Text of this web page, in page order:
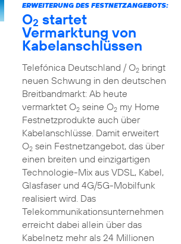
ERWEITERUNG DES FESTNETZANGEBOTS:
O2 startet
Vermarktung von
Kabelanschlüssen
Telefónica Deutschland / O2bringt
neuen Schwung in den deutschen
Breitbandmarkt: Ab heute
vermarktet O2seine O2my Home
Festnetzprodukte auch über
Kabelanschlüsse. Damit erweitert
O2sein Festnetzangebot, das über
einen breiten und einzigartigen
Technologie-Mix aus VDSL, Kabel,
Glasfaser und 4G/5G-Mobilfunk
realisiert wird. Das
Telekommunikationsunternehmen
erreicht dabei allein über das
Kabelnetz mehr als 24 Millionen